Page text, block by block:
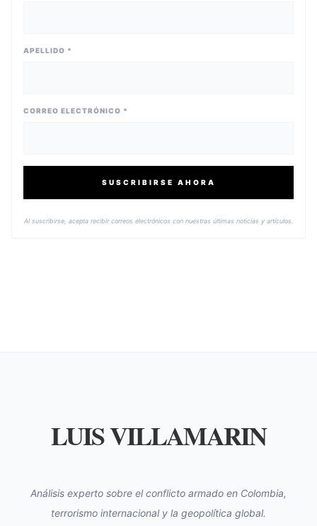
APELLIDO *
CORREO ELECTRÓNICO *
SUSCRIBIRSE AHORA
Al suscribirse, acepta recibir correos electrónicos con nuestras últimas noticias y artículos.
LUIS VILLAMARIN
Análisis experto sobre el conflicto armado en Colombia,
terrorismo internacional y la geopolítica global.